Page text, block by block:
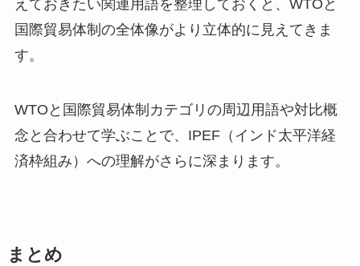
えておきたい関連用語を整理しておくと、WTOと
国際貿易体制の全体像がより立体的に見えてきま
す。
WTOと国際貿易体制カテゴリの周辺用語や対比概
念と合わせて学ぶことで、IPEF（インド太平洋経
済枠組み）への理解がさらに深まります。
まとめ